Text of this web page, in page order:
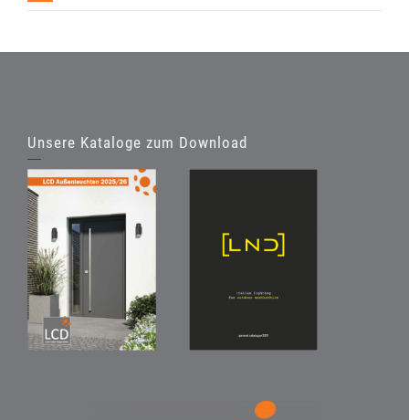
Unsere Kataloge zum Download